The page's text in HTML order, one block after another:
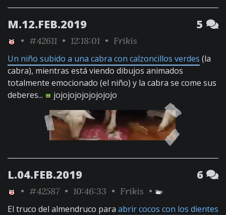
M.12.FEB.2019 5
• #42611 • 12:18:01 • Frikis
Un niño subido a una cabra con calzoncillos verdes (la
cabra), mientras está viendo dibujos animados
totalmente emocionado (el niño) y la cabra se come sus
deberes...
jojojojojojojojojo
L.04.FEB.2019 6
• #42587 • 10:46:33 • Frikis •
El truco del almendruco para abrir cocos con los dientes